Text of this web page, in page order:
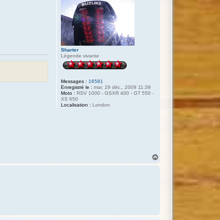
Sharter
Légende vivante
Messages : 16581
Enregistré le : mar. 29 déc., 2009 11:39
Moto : RSV 1000 - GSXR 400 - GT 550 -
XS 650
Localisation : London